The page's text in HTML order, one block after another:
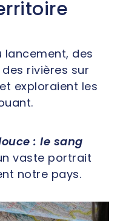
lancement, des
rivières sur
exploraient les
: le sang
vaste portrait
notre pays.